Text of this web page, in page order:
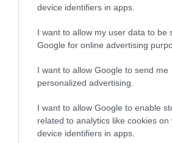
device identifiers in apps.
I want to allow my user data to be
Google for online advertising
I want to allow Google to send me
personalized advertising.
I want to allow Google to enable
related to analytics like cookies on
device identifiers in apps.
MESEBELI ÉPÜLET IZLAND UTOLSÓ
KÖVETKEZŐ CIKK
GYÜMÖLCSÖKET, HOGY TOVÁBB
HASONLÓ ÉRDEKESSÉGEK